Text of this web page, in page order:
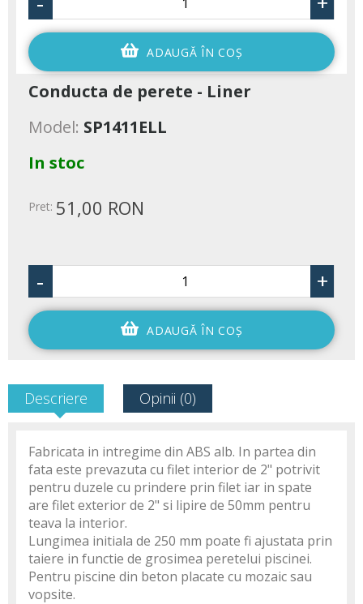
ADAUGĂ ÎN COŞ
Conducta de perete - Liner
Model: SP1411ELL
In stoc
Pret: 51,00 RON
- +
ADAUGĂ ÎN COŞ
Descriere Opinii (0)
Fabricata in intregime din ABS alb. In partea din
fata este prevazuta cu filet interior de 2" potrivit
pentru duzele cu prindere prin filet iar in spate
are filet exterior de 2" si lipire de 50mm pentru
teava la interior.
Lungimea initiala de 250 mm poate fi ajustata prin
taiere in functie de grosimea peretelui piscinei.
Pentru piscine din beton placate cu mozaic sau
vopsite.